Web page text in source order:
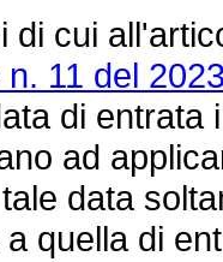
cui
11 del
di
ad
data
quella di